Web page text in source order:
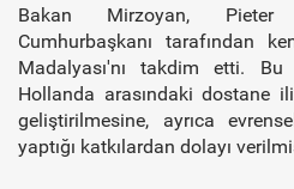
Bakan Mirzoyan, Pieter
Cumhurbaşkanı tarafından
Madalyası'nı takdim etti.
Hollanda arasındaki dostane
geliştirilmesine, ayrıca
yaptığı katkılardan dolayı